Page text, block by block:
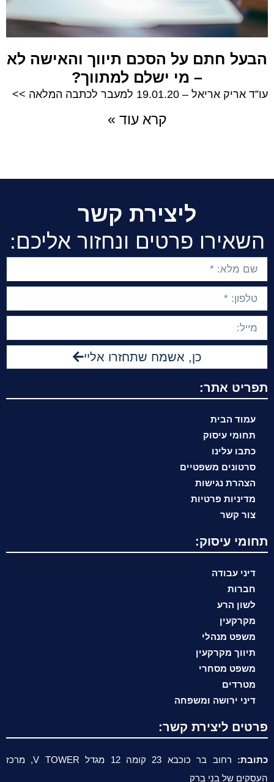
הבעל חתם על הסכם תיווך והאישה לא
– מי ישלם למתווך?
עו”ד אריק אריאל – 19.01.20 למעבר לכתבה המלאה >>
קרא עוד »
ליצירת קשר
השאירו פרטים ונחזור אליכם:
כן, אשמח שתחזרו אליי
תפריט אתר:
עמוד הבית
תחומי עיסוק
כתבו עלינו
סרטונים משפטיים
הצהרת נגישות
מדיניות פרטיות
צור קשר
תחומי עיסוק:
דיני עבודה
חברות
לשון הרע
מקרקעין
משפט מנהלי
תיווך מקרקעין
משפט מסחרי
מטרדים
דיני ירושה ומשפחה
פרטים ליצירת קשר:
כתובת:
רחוב בר כוכבא 23 קומה 12 מגדל V TOWER, מרכז
העסקים של בני ברק